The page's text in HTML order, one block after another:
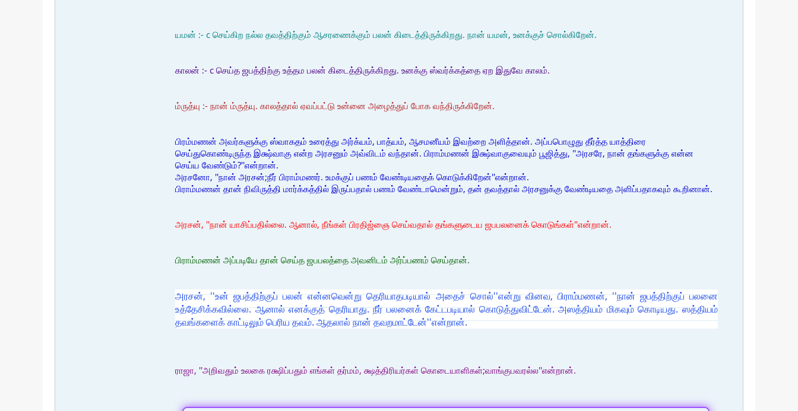
யமன் :- c செய்கிற நல்ல தவத்திற்கும் ஆசரணைக்கும் பலன் கிடைத்திருக்கிறது. நான் யமன், உனக்குச் சொல்கிறேன்.
காலன் :- c செய்த ஜபத்திற்கு உத்தம பலன் கிடைத்திருக்கிறது. உனக்கு ஸ்வர்க்கத்தை ஏற இதுவே காலம்.
ம்ருத்யு :- நான் ம்ருத்யு. காலத்தால் ஏவப்பட்டு உன்னை அழைத்துப் போக வந்திருக்கிறேன்.
பிரம்மணன் அவர்களுக்கு ஸ்வாகதம் உரைத்து அர்க்யம், பாத்யம், ஆசமனீயம் இவற்றை அளித்தான். அப்பபொழுது தீர்த்த யாத்திரை
செய்துகொண்டிருந்த இக்ஷ்வாகு என்ற அரசனும் அவ்விடம் வந்தான். பிராம்மணன் இக்ஷ்வாகுவையும் பூஜித்து, ''அரசரே, நான் தங்களுக்கு என்ன
செய்ய வேண்டும்?''என்றான்.
அரசனோ, ''நான் அரசன்;நீர் பிராம்மணர். உமக்குப் பணம் வேண்டியதைக் கொடுக்கிறேன்''என்றான்.
பிராம்மணன் தான் நிவிருத்தி மார்க்கத்தில் இருப்பதால் பணம் வேண்டாமென்றும், தன் தவத்தால் அரசனுக்கு வேண்டியதை அளிப்பதாகவும் கூறினான்.
அரசன், ''நான் யாசிப்பதில்லை. ஆனால், நீங்கள் பிரதிஜ்ஞை செய்வதால் தங்களுடைய ஜபபலனைக் கொடுங்கள்''என்றான்.
பிராம்மணன் அப்படியே தான் செய்த ஜபபலத்தை அவனிடம் அர்ப்பணம் செய்தான்.
அரசன், ''உன் ஜபத்திற்குப் பலன் என்னவென்று தெரியாதபடியால் அதைச் சொல்''என்று வினவ, பிராம்மணன், ''நான் ஜபத்திற்குப் பலனை
உத்தேசிக்கவில்லை. ஆனால் எனக்குத் தெரியாது. நீர் பலனைக் கேட்டபடியால் கொடுத்துவிட்டேன். அஸத்தியம் மிகவும் கொடியது. ஸத்தியம்
தவங்களைக் காட்டிலும் பெரிய தவம். ஆதலால் நான் தவறமாட்டேன்''என்றான்.
ராஜா, ''அறிவதும் உலகை ரக்ஷிப்பதும் எங்கள் தர்மம், க்ஷத்திரியர்கள் கொடையாளிகள்;வாங்குபவரல்ல''என்றான்.